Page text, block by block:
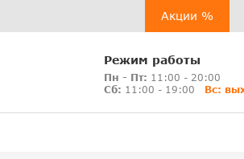
Акции %
Режим работы
Пн - Пт: 11:00 - 20:00
Сб: 11:00 - 19:00 Вс: